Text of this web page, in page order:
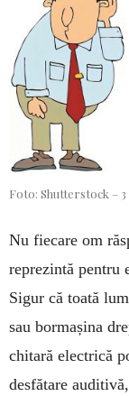
Foto: Shutterstock – 3
Nu fiecare om
reprezintă pentru
Sigur că toată
sau bormașina
chitară electrică
desfătare